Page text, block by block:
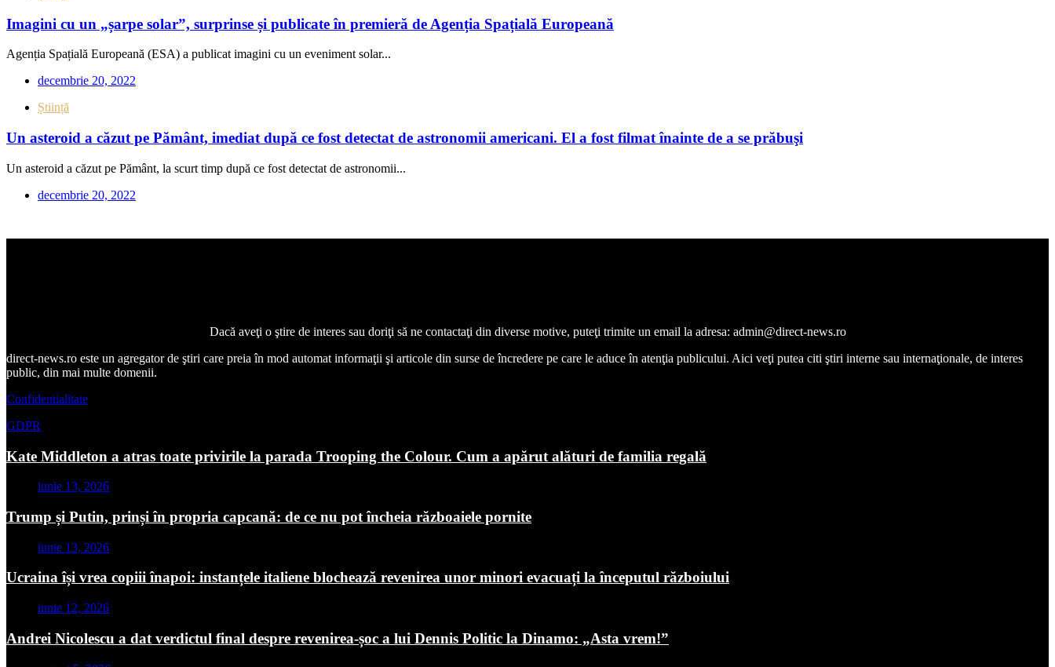
Imagini cu un „șarpe solar”, surprinse și publicate în premieră de Agenția Spațială Europeană
Agenția Spațială Europeană (ESA) a publicat imagini cu un eveniment solar...
decembrie 20, 2022
Știință
Un asteroid a căzut pe Pământ, imediat după ce fost detectat de astronomii americani. El a fost filmat înainte de a se prăbuşi
Un asteroid a căzut pe Pământ, la scurt timp după ce fost detectat de astronomii...
decembrie 20, 2022
Dacă aveţi o ştire de interes sau doriţi să ne contactaţi din diverse motive, puteţi trimite un email la adresa: admin@direct-news.ro
direct-news.ro este un agregator de ştiri care preia în mod automat informaţii şi articole din surse de încredere pe care le aduce în atenţia publicului. Aici veţi putea citi ştiri interne sau internaţionale, de interes
public, din mai multe domenii.
Confidentialitate
GDPR
Kate Middleton a atras toate privirile la parada Trooping the Colour. Cum a apărut alături de familia regală
iunie 13, 2026
Trump și Putin, prinși în propria capcană: de ce nu pot încheia războaiele pornite
iunie 13, 2026
Ucraina își vrea copiii înapoi: instanțele italiene blochează revenirea unor minori evacuați la începutul războiului
iunie 12, 2026
Andrei Nicolescu a dat verdictul final despre revenirea-șoc a lui Dennis Politic la Dinamo: „Asta vrem!”